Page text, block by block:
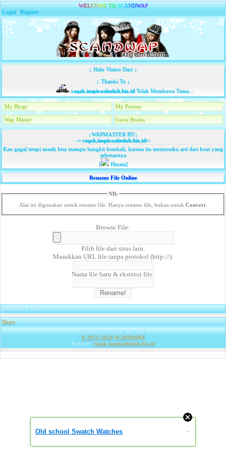
WELCOME TO SCANDWAP
Login |Register
↓ Halo Visitor Dari ↓
↓ Thanks To ↓
csqak.inspirasiindah.biz.idTelah Membawa Tamu...
My Blogs My Partner
Wap Master Guest Books
↓WAPMASTER BY↓
-=csqak.inspirasiindah.biz.id=-
Kau gagal tetapi masih bisa mampu bangkit kembali, karena itu menurutku arti dari kuat yang
sebenarnya
[
Hinata]
Rename File Online
NB:
Alat ini digunakan untuk rename file. Hanya rename file, bukan untuk Convert.
Browse File:
Pilih file dari situs lain.
Masukkan URL file tanpa protokol (http://):
Nama file baru & ekstensi file:
Banner & Partners
Share|
Today: 390 | Total: 317369
© 2012-2026 SCANDWAP
Support: csqak.inspirasiindah.biz.id
Old school Swatch Watches »